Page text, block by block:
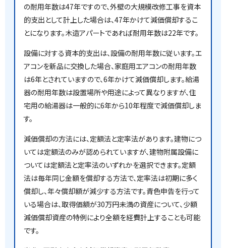
の耐用年数は47年ですので、外壁の大規模改修工事を資本
的支出として計上した場合は、47年かけて減価償却するこ
とになります。木造アパートであれば耐用年数は22年です。
設備に対する資本的支出は、設備の耐用年数に従います。エ
アコンを新品に交換した場合、家庭用エアコンの耐用年数
は6年とされていますので、6年かけて減価償却します。給湯
器の耐用年数は設置場所や用途によって異なりますが、住
宅用の給湯器は一般的に6年から10年程度で減価償却しま
す。
減価償却の方法には、定額法と定率法があります。建物につ
いては定額法のみが認められていますが、建物附属設備に
ついては定額法と定率法のいずれかを選択できます。定額
法は毎年同じ金額を償却する方法で、定率法は初期に多く
償却し、年々償却額が減少する方法です。青色申告を行って
いる場合は、取得価額が30万円未満の資産について、少額
減価償却資産の特例により全額を経費計上することも可能
です。